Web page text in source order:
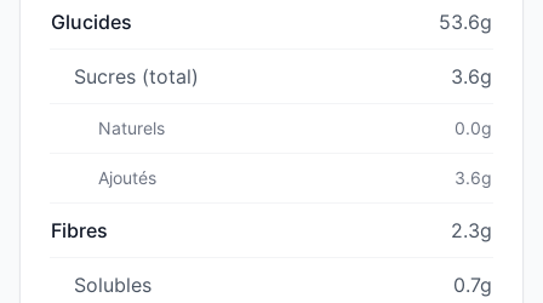
Glucides 53.6g
Sucres (total) 3.6g
Naturels 0.0g
Ajoutés 3.6g
Fibres 2.3g
Solubles 0.7g